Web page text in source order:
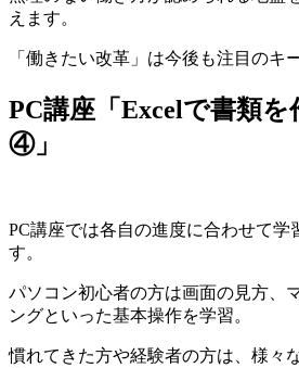
えます。
「働きたい改革」は今後も注目のキ
PC講座「Excelで書類を
④」
PC講座では各自の進度に合わせて学
す。
パソコン初心者の方は画面の見方、
ングといった基本操作を学習。
慣れてきた方や経験者の方は、様々